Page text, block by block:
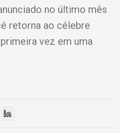
no último mês
retorna ao célebre
vez em uma